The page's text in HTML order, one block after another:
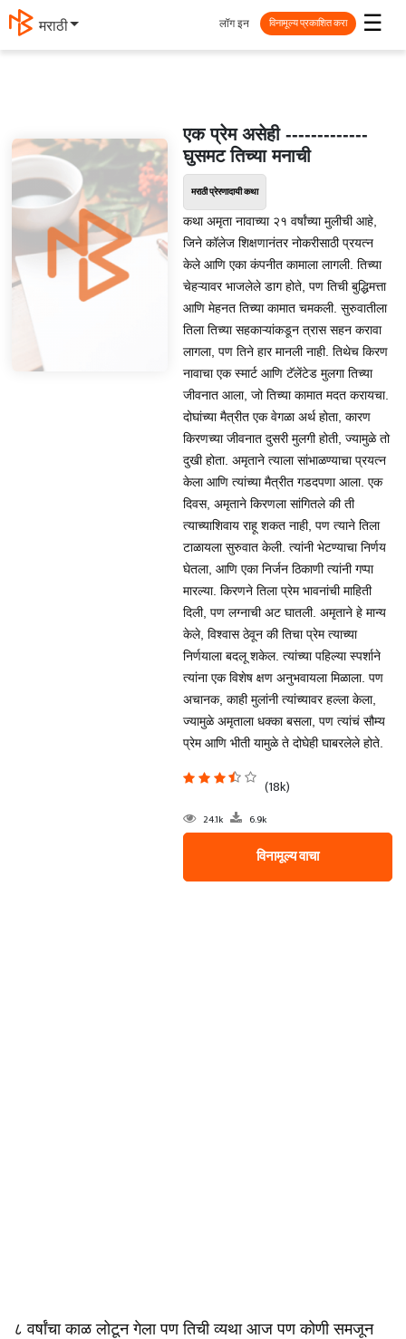
मराठी ☰
लॉग इन विनामूल्य प्रकाशित करा
एक प्रेम असेही -------------
घुसमट तिच्या मनाची
मराठी प्रेरणादायी कथा
कथा अमृता नावाच्या २१ वर्षांच्या मुलीची आहे,
जिने कॉलेज शिक्षणानंतर नोकरीसाठी प्रयत्न
केले आणि एका कंपनीत कामाला लागली. तिच्या
चेहऱ्यावर भाजलेले डाग होते, पण तिची बुद्धिमत्ता
आणि मेहनत तिच्या कामात चमकली. सुरुवातीला
तिला तिच्या सहकाऱ्यांकडून त्रास सहन करावा
लागला, पण तिने हार मानली नाही. तिथेच किरण
नावाचा एक स्मार्ट आणि टॅलेंटेड मुलगा तिच्या
जीवनात आला, जो तिच्या कामात मदत करायचा.
दोघांच्या मैत्रीत एक वेगळा अर्थ होता, कारण
किरणच्या जीवनात दुसरी मुलगी होती, ज्यामुळे तो
दुखी होता. अमृताने त्याला सांभाळण्याचा प्रयत्न
केला आणि त्यांच्या मैत्रीत गडदपणा आला. एक
दिवस, अमृताने किरणला सांगितले की ती
त्याच्याशिवाय राहू शकत नाही, पण त्याने तिला
टाळायला सुरुवात केली. त्यांनी भेटण्याचा निर्णय
घेतला, आणि एका निर्जन ठिकाणी त्यांनी गप्पा
मारल्या. किरणने तिला प्रेम भावनांची माहिती
दिली, पण लग्नाची अट घातली. अमृताने हे मान्य
केले, विश्वास ठेवून की तिचा प्रेम त्याच्या
निर्णयाला बदलू शकेल. त्यांच्या पहिल्या स्पर्शाने
त्यांना एक विशेष क्षण अनुभवायला मिळाला. पण
अचानक, काही मुलांनी त्यांच्यावर हल्ला केला,
ज्यामुळे अमृताला धक्का बसला, पण त्यांचं सौम्य
प्रेम आणि भीती यामुळे ते दोघेही घाबरलेले होते.
(18k)
24.1k 6.9k
विनामूल्य वाचा
८ वर्षांचा काळ लोटून गेला पण तिची व्यथा आज पण कोणी समजून